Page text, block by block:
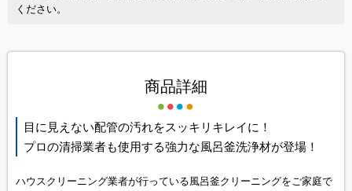
ください。
商品詳細
目に見えない配管の汚れをスッキリキレイに！
プロの清掃業者も使用する強力な風呂釜洗浄材が登場！
ハウスクリーニング業者が行っている風呂釜クリーニングをご家庭で